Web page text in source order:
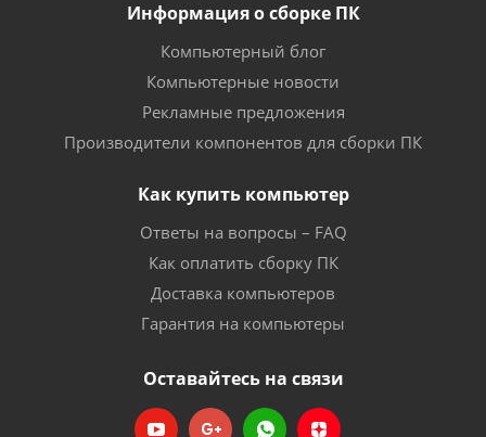
Информация о сборке ПК
Компьютерный блог
Компьютерные новости
Рекламные предложения
Производители компонентов для сборки ПК
Как купить компьютер
Ответы на вопросы – FAQ
Как оплатить сборку ПК
Доставка компьютеров
Гарантия на компьютеры
Оставайтесь на связи